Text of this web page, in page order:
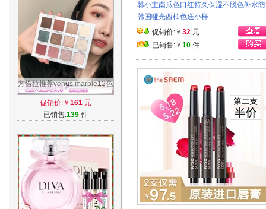
方恰拉推荐venus marble12色
大理石眼影盘珠光哑光
促销价:￥ 161元
已销售:139件
韩小主南瓜色口红持久保湿不脱色补水
韩国哑光西柚色送小样
促销价:￥ 32 元
已销售:￥ 10 件